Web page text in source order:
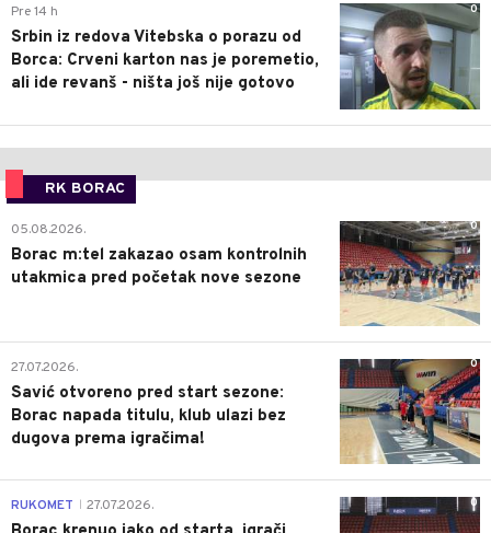
0
Pre 14 h
Srbin iz redova Vitebska o porazu od
Borca: Crveni karton nas je poremetio,
ali ide revanš - ništa još nije gotovo
RK BORAC
0
05.08.2026.
Borac m:tel zakazao osam kontrolnih
utakmica pred početak nove sezone
0
27.07.2026.
Savić otvoreno pred start sezone:
Borac napada titulu, klub ulazi bez
dugova prema igračima!
0
RUKOMET 27.07.2026.